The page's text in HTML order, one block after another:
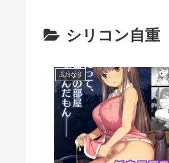
シリコン自重
ふたなり